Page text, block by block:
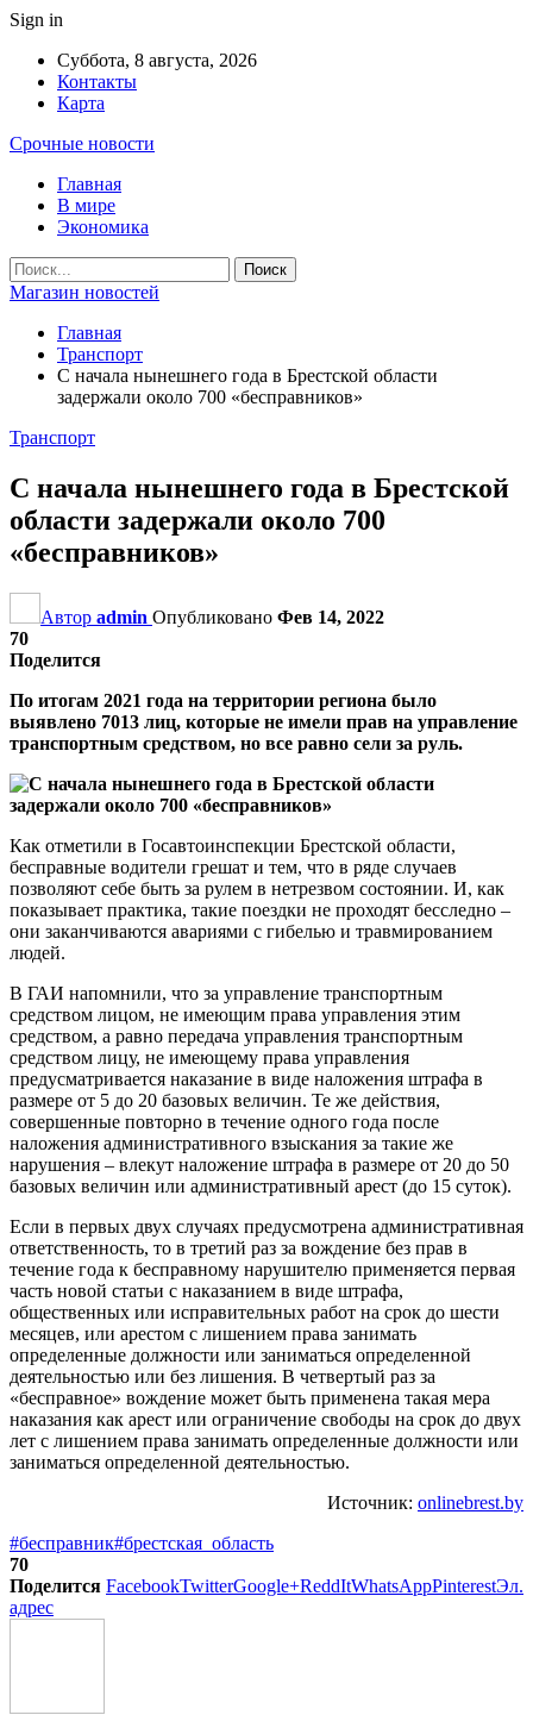
Sign in
Суббота, 8 августа, 2026
Контакты
Карта
Срочные новости
Главная
В мире
Экономика
Магазин новостей
Главная
Транспорт
С начала нынешнего года в Брестской области
задержали около 700 «бесправников»
Транспорт
С начала нынешнего года в Брестской
области задержали около 700
«бесправников»
Автор admin Опубликовано Фев 14, 2022
70
Поделится
По итогам 2021 года на территории региона было
выявлено 7013 лиц, которые не имели прав на управление
транспортным средством, но все равно сели за руль.
Как отметили в Госавтоинспекции Брестской области,
бесправные водители грешат и тем, что в ряде случаев
позволяют себе быть за рулем в нетрезвом состоянии. И, как
показывает практика, такие поездки не проходят бесследно –
они заканчиваются авариями с гибелью и травмированием
людей.
В ГАИ напомнили, что за управление транспортным
средством лицом, не имеющим права управления этим
средством, а равно передача управления транспортным
средством лицу, не имеющему права управления
предусматривается наказание в виде наложения штрафа в
размере от 5 до 20 базовых величин. Те же действия,
совершенные повторно в течение одного года после
наложения административного взыскания за такие же
нарушения – влекут наложение штрафа в размере от 20 до 50
базовых величин или административный арест (до 15 суток).
Если в первых двух случаях предусмотрена административная
ответственность, то в третий раз за вождение без прав в
течение года к бесправному нарушителю применяется первая
часть новой статьи с наказанием в виде штрафа,
общественных или исправительных работ на срок до шести
месяцев, или арестом с лишением права занимать
определенные должности или заниматься определенной
деятельностью или без лишения. В четвертый раз за
«бесправное» вождение может быть применена такая мера
наказания как арест или ограничение свободы на срок до двух
лет с лишением права занимать определенные должности или
заниматься определенной деятельностью.
Источник: onlinebrest.by
#бесправник#брестская_область
70
Поделится FacebookTwitterGoogle+ReddItWhatsAppPinterestЭл.
адрес